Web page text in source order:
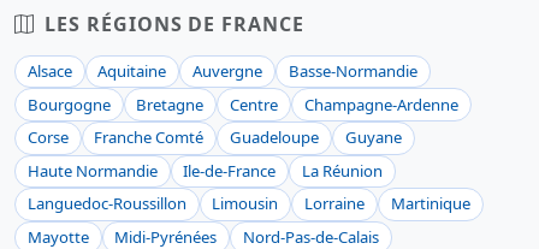
LES RÉGIONS DE FRANCE
Alsace Aquitaine Auvergne
Basse-Normandie
Bourgogne
Bretagne Centre
Champagne-Ardenne
Corse
Franche Comté Guadeloupe
Guyane
Haute Normandie
Ile-de-France
La Réunion
Languedoc-Roussillon
Limousin Lorraine
Martinique
Mayotte
Midi-Pyrénées
Nord-Pas-de-Calais